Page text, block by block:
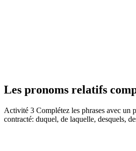
Les pronoms relatifs
Activité 3 Complétez les phrases avec un
contracté: duquel, de laquelle, desquels,